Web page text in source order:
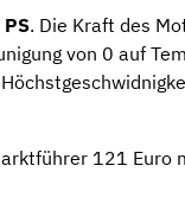
. Die Kraft des
von 0 auf
121 Euro